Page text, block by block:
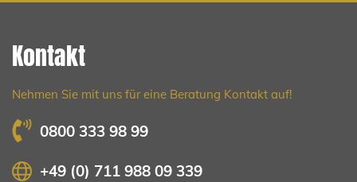
Kontakt
Nehmen Sie mit uns für eine Beratung Kontakt auf!
0800 333 98 99
+49 (0) 711 988 09 339